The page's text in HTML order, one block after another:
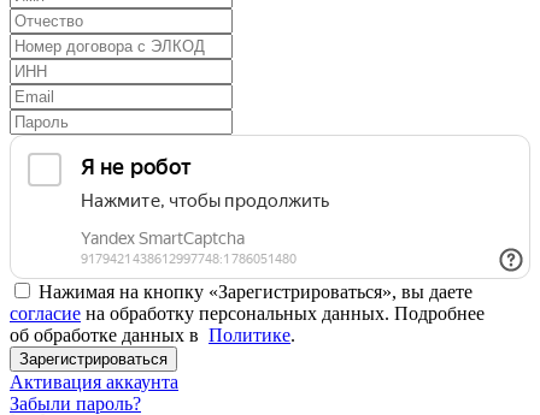
Нажимая на кнопку «Зарегистрироваться», вы даете
согласие на обработку персональных данных. Подробнее
об обработке данных в Политике.
Зарегистрироваться
Активация аккаунта
Забыли пароль?